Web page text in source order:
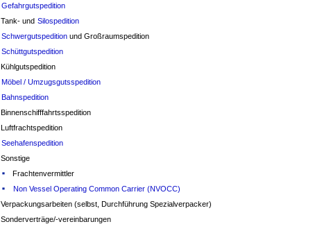
Gefahrgutspedition
Tank- und Silospedition
Schwergutspedition und Großraumspedition
Schüttgutspedition
Kühlgutspedition
Möbel / Umzugsgutsspedition
Bahnspedition
Binnenschifffahrtsspedition
Luftfrachtspedition
Seehafenspedition
Sonstige
Frachtenvermittler
Non Vessel Operating Common Carrier (NVOCC)
Verpackungsarbeiten (selbst, Durchführung Spezialverpacker)
Sonderverträge/-vereinbarungen